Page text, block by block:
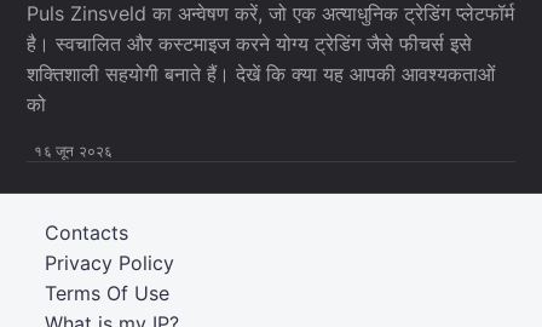
Puls Zinsveld का अन्वेषण करें, जो एक अत्याधुनिक ट्रेडिंग प्लेटफॉर्म
है। स्वचालित और कस्टमाइज करने योग्य ट्रेडिंग जैसे फीचर्स इसे
शक्तिशाली सहयोगी बनाते हैं। देखें कि क्या यह आपकी आवश्यकताओं
को
१६ जून २०२६
Terms Of Use
Privacy Policy
Contacts